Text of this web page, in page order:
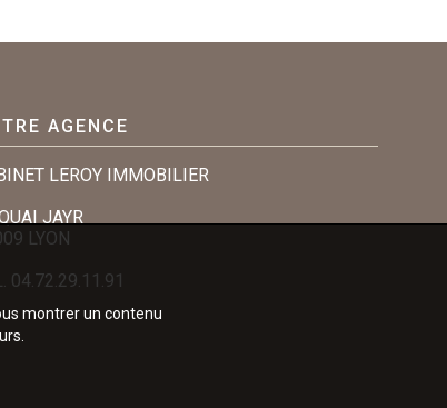
AGENCE
LEROY IMMOBILIER
JAYR
LYON
04.72.29.11.91
montrer un contenu